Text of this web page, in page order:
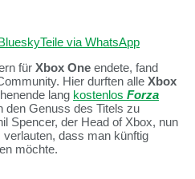
Teile via WhatsApp
für Xbox One endete, fand
Hier durften alle Xbox
lang kostenlos Forza
den Genuss des Titels zu
Spencer, der Head of Xbox, nun
dass man künftig
möchte.